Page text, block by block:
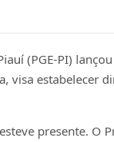
(PGE-PI)
visa estabelecer
presente. O